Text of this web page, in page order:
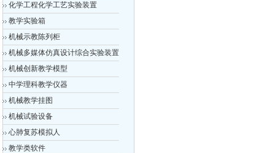
化学工程化学工艺实验装置
教学实验箱
机械示教陈列柜
机械多媒体仿真设计综合实验装置
机械创新教学模型
中学理科教学仪器
机械教学挂图
机械试验设备
心肺复苏模拟人
教学类软件